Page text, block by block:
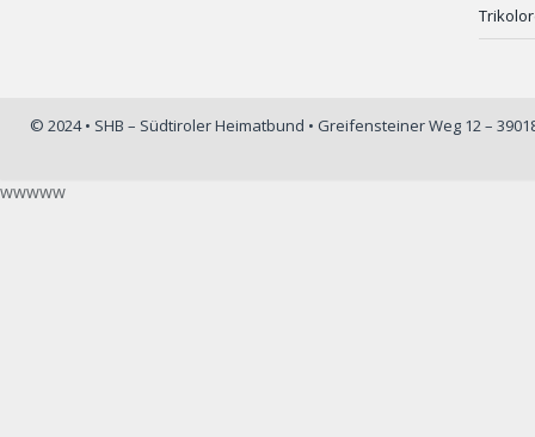
© 2024 • SHB – Südtiroler Heimatbund • Greifensteiner Weg 12 –
wwwww